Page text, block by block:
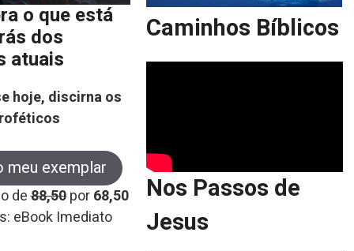
o que está
dos
atuais
hoje, discirna os
meu exemplar
de88,50 por68,50
eBook Imediato
Caminhos Bíblicos
Nos Passos de
Jesus